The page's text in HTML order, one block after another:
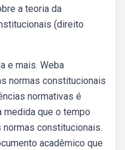
a teoria da
(direito
e mais. Weba
normas constitucionais
normativas é
medida que o tempo
constitucionais.
acadêmico que